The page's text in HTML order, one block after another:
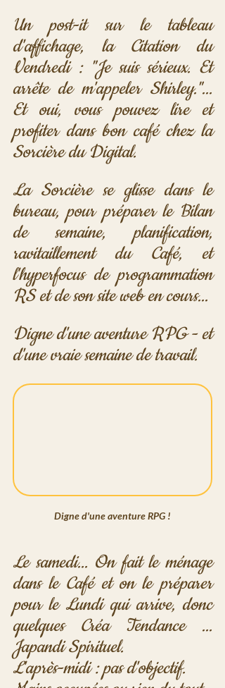
Un post-it sur le tableau
d'affichage, la Citation du
Vendredi : "Je suis sérieux. Et
arrête de m'appeler Shirley."...
Et oui, vous pouvez lire et
profiter dans bon café chez la
Sorcière du Digital.
La Sorcière se glisse dans le
bureau, pour préparer le Bilan
de semaine, planification,
ravitaillement du Café, et
l'hyperfocus de programmation
RS et de son site web en cours...
Digne d'une aventure RPG - et
d'une vraie semaine de travail.
Digne d'une aventure RPG !
Le samedi... On fait le ménage
dans le Café et on le préparer
pour le Lundi qui arrive, donc
quelques Créa Tendance ...
Japandi Spirituel.
L'après-midi : pas d'objectif.